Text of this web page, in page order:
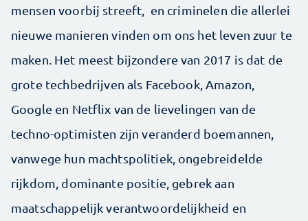
mensen voorbij streeft, en criminelen die allerlei
nieuwe manieren vinden om ons het leven zuur te
maken. Het meest bijzondere van 2017 is dat de
grote techbedrijven als Facebook, Amazon,
Google en Netflix van de lievelingen van de
techno-optimisten zijn veranderd boemannen,
vanwege hun machtspolitiek, ongebreidelde
rijkdom, dominante positie, gebrek aan
maatschappelijk verantwoordelijkheid en